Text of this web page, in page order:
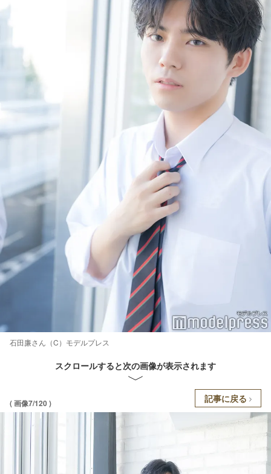
石田廉さん（C）モデルプレス
スクロールすると次の画像が表示されます
( 画像7/120 ) 記事に戻る